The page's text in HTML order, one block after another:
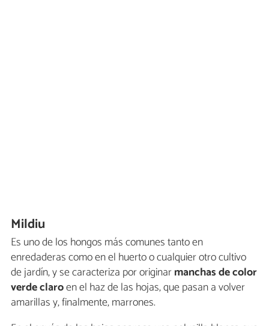
Mildiu
Es uno de los hongos más comunes tanto en
enredaderas como en el huerto o cualquier otro cultivo
de jardín, y se caracteriza por originarmanchas de color
verde claroen el haz de las hojas, que pasan a volver
amarillas y, finalmente, marrones.